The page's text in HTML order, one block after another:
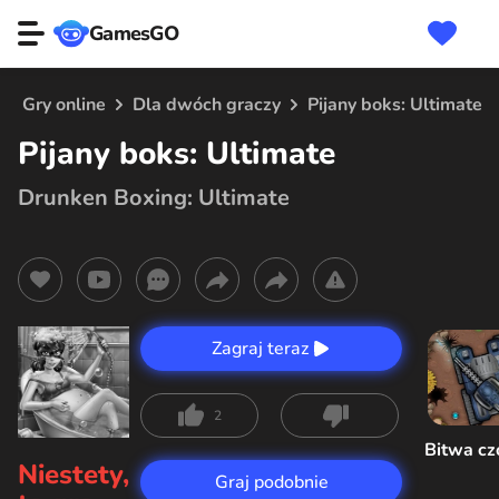
GamesGO
Gry online Dla dwóch graczy Pijany boks: Ultimate
Pijany boks: Ultimate
Drunken Boxing: Ultimate
Zagraj teraz
2
Niestety,
Graj podobnie
Bitwa